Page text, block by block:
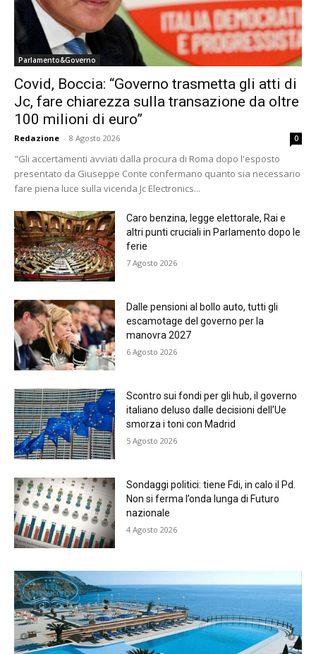
Parlamento&Governo
Covid, Boccia: “Governo trasmetta gli atti di
Jc, fare chiarezza sulla transazione da oltre
100 milioni di euro”
Redazione - 8 Agosto 2026 0
"Gli accertamenti avviati dalla procura di Roma dopo l'esposto
presentato da Giuseppe Conte confermano quanto sia necessario
fare piena luce sulla vicenda Jc Electronics...
Caro benzina, legge elettorale, Rai e
altri punti cruciali in Parlamento dopo le
ferie
7 Agosto 2026
Dalle pensioni al bollo auto, tutti gli
escamotage del governo per la
manovra 2027
6 Agosto 2026
Scontro sui fondi per gli hub, il governo
italiano deluso dalle decisioni dell’Ue
smorza i toni con Madrid
5 Agosto 2026
Sondaggi politici: tiene Fdi, in calo il Pd.
Non si ferma l’onda lunga di Futuro
nazionale
4 Agosto 2026